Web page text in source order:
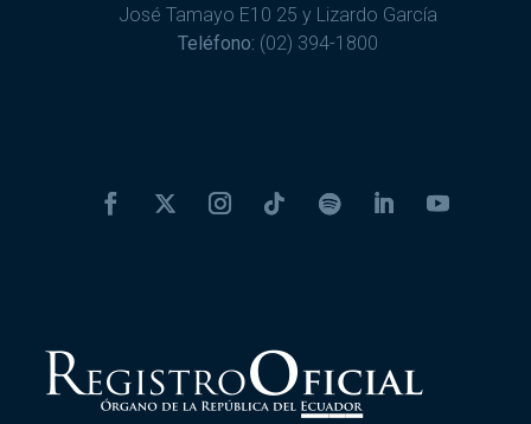
José Tamayo E10 25 y Lizardo García
Teléfono: (02) 394-1800